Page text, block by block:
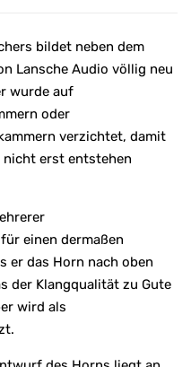
bildet neben dem
Lansche Audio völlig neu
wurde auf
oder
verzichtet, damit
erst entstehen
einen dermaßen
er das Horn nach oben
der Klangqualität zu Gute
wird als